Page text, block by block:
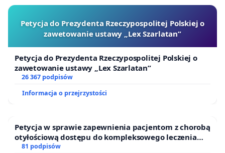
Petycja do Prezydenta Rzeczypospolitej Polskiej o
zawetowanie ustawy „Lex Szarlatan”
Petycja do Prezydenta Rzeczypospolitej Polskiej o
zawetowanie ustawy „Lex Szarlatan”
26 367 podpisów
Informacja o przejrzystości
Petycja w sprawie zapewnienia pacjentom z chorobą
otyłościową dostępu do kompleksowego leczenia
oraz programów profilaktycznych.
81 podpisów